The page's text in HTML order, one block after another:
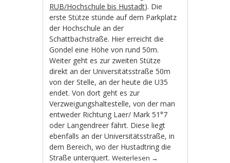
RUB/Hochschule bis Hustadt). Die
erste Stütze stünde auf dem Parkplatz
der Hochschule an der
Schattbachstraße. Hier erreicht die
Gondel eine Höhe von rund 50m.
Weiter geht es zur zweiten Stütze
direkt an der Universitätsstraße 50m
von der Stelle, an der heute die U35
endet. Von dort geht es zur
Verzweigungshaltestelle, von der man
entweder Richtung Laer/ Mark 51°7
oder Langendreer fährt. Diese liegt
ebenfalls an der Universitätsstraße, in
dem Bereich, wo der Hustadtring die
Straße unterquert.Weiterlesen →